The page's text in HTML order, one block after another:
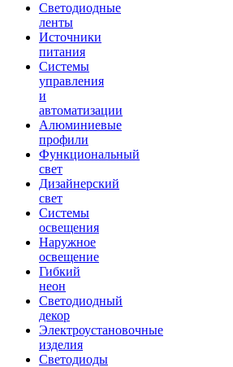
Светодиодные
ленты
Источники
питания
Системы
управления
и
автоматизации
Алюминиевые
профили
Функциональный
свет
Дизайнерский
свет
Системы
освещения
Наружное
освещение
Гибкий
неон
Светодиодный
декор
Электроустановочные
изделия
Светодиоды